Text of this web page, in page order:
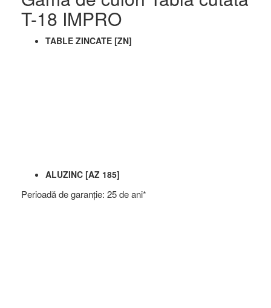
Ferestre de mansarda
Dakea
T-18 IMPRO
TABLE ZINCATE [ZN]
ALUZINC [AZ 185]
Perioadă de garanţie: 25 de ani*